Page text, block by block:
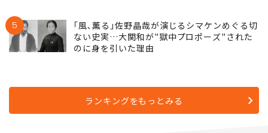
5
｢風､薫る｣佐野晶哉が演じるシマケンめぐる切
ない史実…大関和が"獄中プロポーズ"された
のに身を引いた理由
ランキングをもっとみる